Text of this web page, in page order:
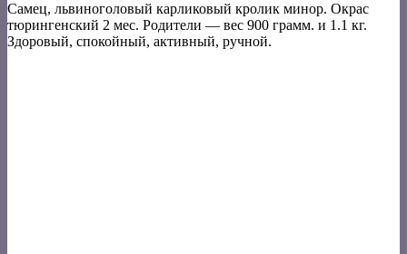
Самец, львиноголовый карликовый кролик минор. Окрас
тюрингенский 2 мес. Родители — вес 900 грамм. и 1.1 кг.
Здоровый, спокойный, активный, ручной.